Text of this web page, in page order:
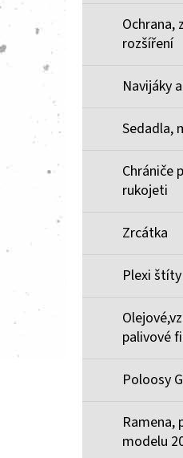
Ochrana,
rozšíření
Navijáky
Sedadla,
Chrániče
rukojeti
Zrcátka
Plexi štíty
palivové
Poloosy
Ramena,
modelu